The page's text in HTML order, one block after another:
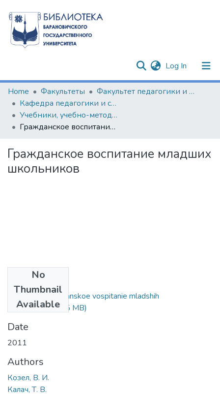
Log In (current)
Communities & Collections
All of DSpace
Statistics
Home Факультеты
Факультет педагогики и психологии
Кафедра педагогики и социально-гуманитарных дисциплин
Учебники, учебно-методические пособия, курсы лекций и др.
Гражданское воспитание младших школьников
Гражданское воспитание младших
школьников
No
Thumbnail
Available
Kozel V. I. Grazhdanskoe vospitanie mladshih
shkol'nikov.pdf(4.5 MB)
Date
2011
Authors
Козел, В. И.
Калач, Т. В.